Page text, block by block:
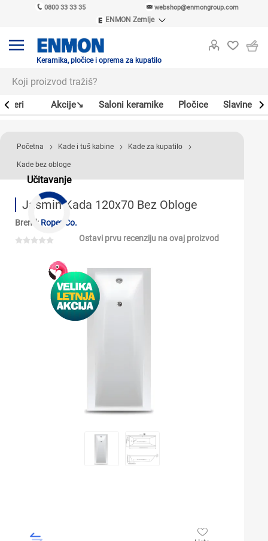
0800 33 33 35 webshop@enmongroup.com
ENMON Zemlje
ENMON MKD
Keramika, pločice i oprema za kupatilo
Akcije↘ Saloni keramike Pločice Slavine
Učitavanje
Početna Kade i tuš kabine Kade za kupatilo
Kade bez obloge
Jasmin Kada 120x70 Bez Obloge
Brend: Roper Co.
Ostavi prvu recenziju na ovaj proizvod